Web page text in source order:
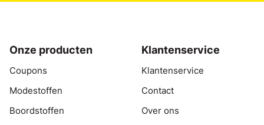
Onze producten
Coupons
Modestoffen
Boordstoffen
Klantenservice
Klantenservice
Contact
Over ons